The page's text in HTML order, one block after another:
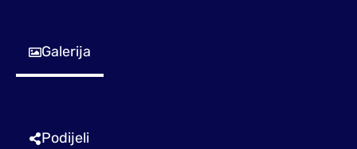
Galerija
Podijeli